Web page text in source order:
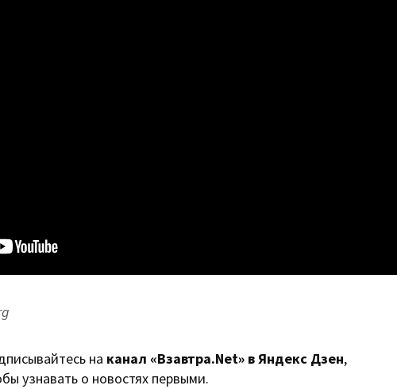
на канал «Взавтра.Net» в Яндекс Дзен,
узнавать о новостях первыми.